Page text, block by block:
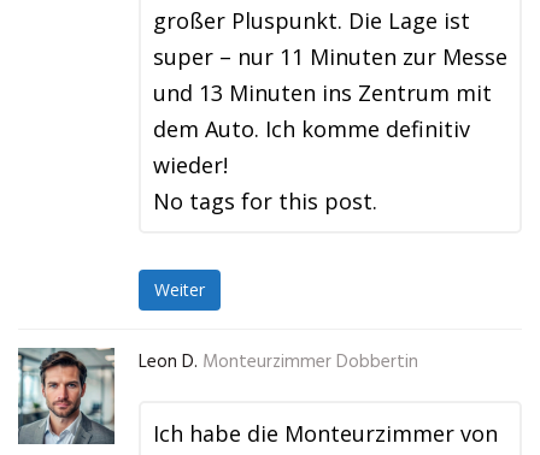
großer Pluspunkt. Die Lage ist
super – nur 11 Minuten zur Messe
und 13 Minuten ins Zentrum mit
dem Auto. Ich komme definitiv
wieder!
No tags for this post.
Weiter
Leon D. Monteurzimmer Dobbertin
Ich habe die Monteurzimmer von